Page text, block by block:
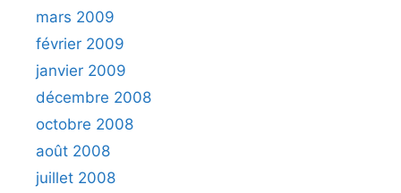
mars 2009
février 2009
janvier 2009
décembre 2008
octobre 2008
août 2008
juillet 2008